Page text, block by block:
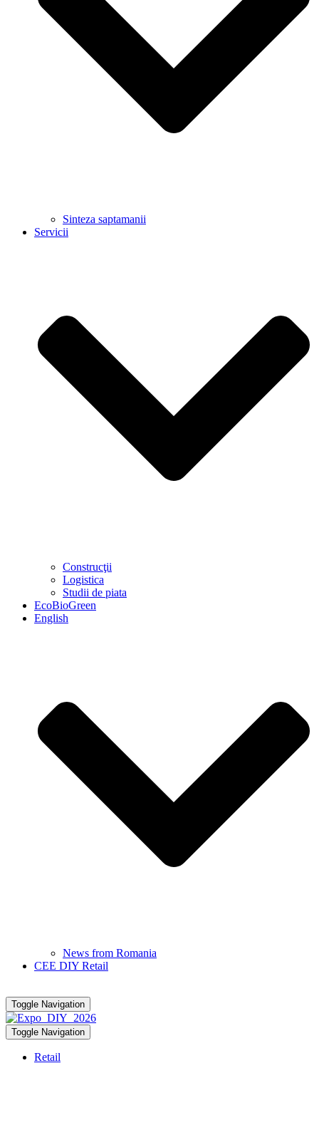
Sinteza saptamanii
Servicii
Construcţii
Logistica
Studii de piata
EcoBioGreen
English
News from Romania
CEE DIY Retail
Toggle Navigation
Toggle Navigation
Retail